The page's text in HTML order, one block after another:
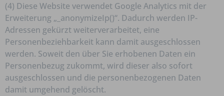
(4) Diese Website verwendet Google Analytics mit der
Erweiterung „_anonymizeIp()“. Dadurch werden IP-
Adressen gekürzt weiterverarbeitet, eine
Personenbeziehbarkeit kann damit ausgeschlossen
werden. Soweit den über Sie erhobenen Daten ein
Personenbezug zukommt, wird dieser also sofort
ausgeschlossen und die personenbezogenen Daten
damit umgehend gelöscht.